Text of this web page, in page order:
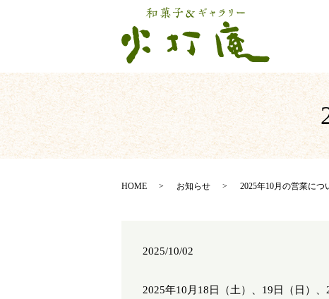
HOME お知らせ 2025年10月の営業につ
2025/10/02
2025年10月18日（土）、19日（日）